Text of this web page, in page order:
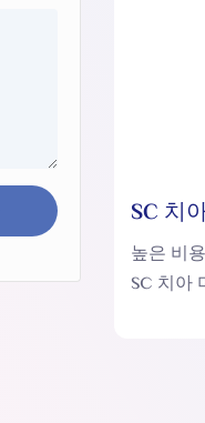
SC 치
높은 비
SC 치아